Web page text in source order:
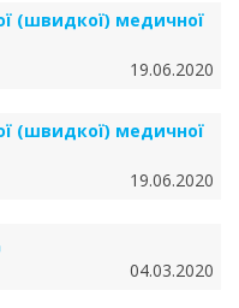
(швидкої) медичної
19.06.2020
(швидкої) медичної
19.06.2020
04.03.2020